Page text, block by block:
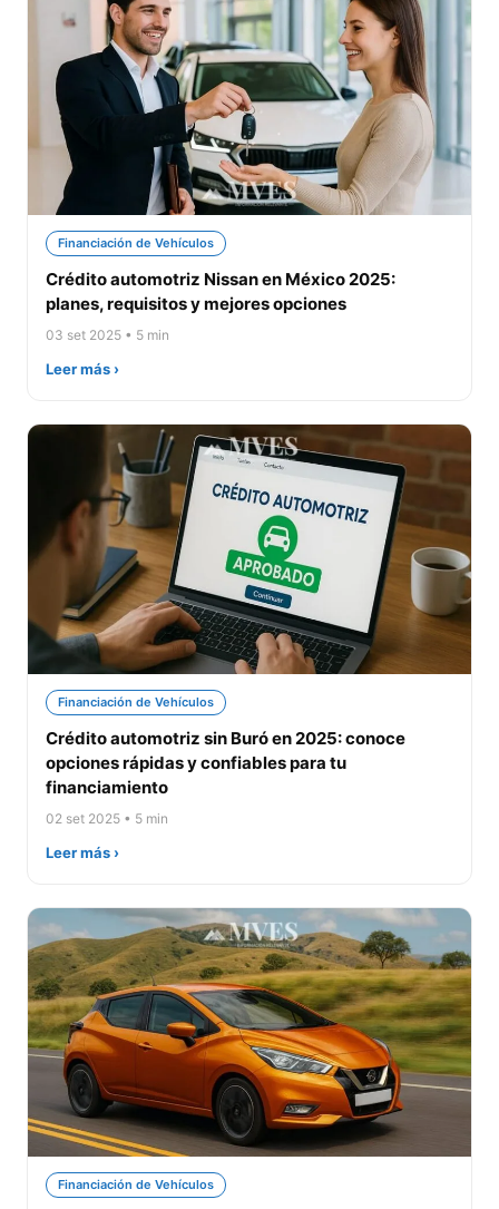
Financiación de Vehículos
Crédito automotriz Nissan en México 2025:
planes, requisitos y mejores opciones
03 set 2025 • 5 min
Leer más ›
Financiación de Vehículos
Crédito automotriz sin Buró en 2025: conoce
opciones rápidas y confiables para tu
financiamiento
02 set 2025 • 5 min
Leer más ›
Financiación de Vehículos